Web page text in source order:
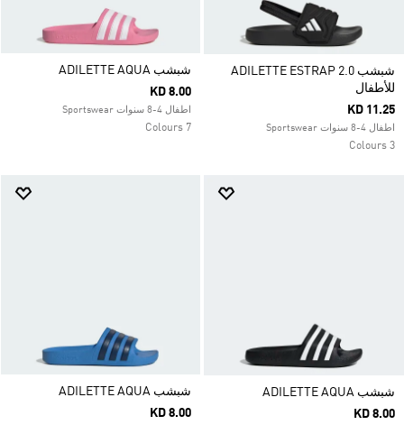
شبشب ADILETTE ESTRAP 2.0
للأطفال
KD 11.25
اطفال 4-8 سنوات Sportswear
3 Colours
شبشب ADILETTE AQUA
KD 8.00
اطفال 4-8 سنوات Sportswear
7 Colours
شبشب ADILETTE AQUA
KD 8.00
شبشب ADILETTE AQUA
KD 8.00